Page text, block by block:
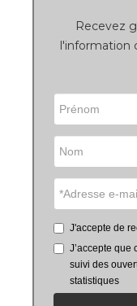
Recevez
l'information
J'accepte de
J’accepte que
suivi des
statistiques